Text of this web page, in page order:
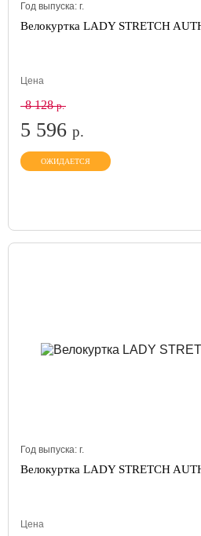
Год выпуска: г.
Велокуртка LADY STRETCH
Цена
8 128р.
5 596 р.
ОЖИДАЕТСЯ
Год выпуска: г.
Велокуртка LADY STRETCH
Цена